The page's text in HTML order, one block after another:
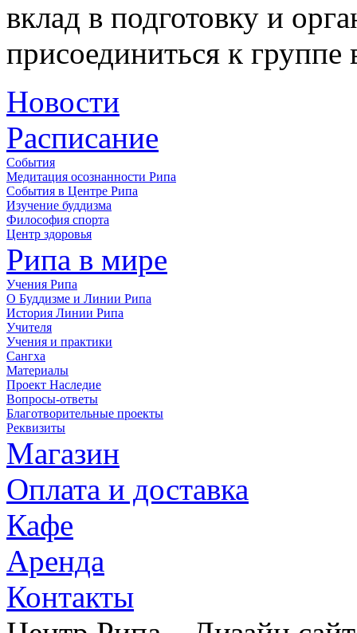
вклад в подготовку и
присоединиться к группе
Новости
Расписание
События
Медитация осознанности Рипа
События в Центре Рипа
Изучение буддизма
Философия спорта
Центр здоровья
Рипа в мире
Учения Рипа
О Буддизме и Линии Рипа
История Линии Рипа
Учителя
Учения и практики
Сангха
Материалы
Проект Наследие
Вопросы-ответы
Благотворительные проекты
Реквизиты
Магазин
Оплата и доставка
Кафе
Аренда
Контакты